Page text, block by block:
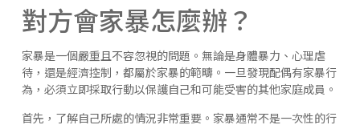
對方會家暴怎麼辦？
家暴是一個嚴重且不容忽視的問題。無論是身體暴力、心理虐
待，還是經濟控制，都屬於家暴的範疇。一旦發現配偶有家暴行
為，必須立即採取行動以保護自己和可能受害的其他家庭成員。
首先，了解自己所處的情況非常重要。家暴通常不是一次性的行